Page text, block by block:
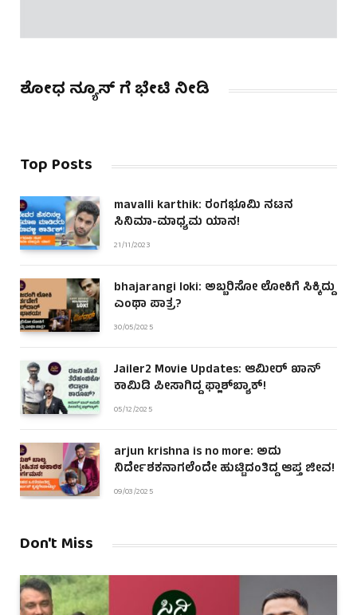
ಶೋಧ ನ್ಯೂಸ್ ಗೆ ಭೇಟಿ ನೀಡಿ
Top Posts
mavalli karthik: ರಂಗಭೂಮಿ ನಟನ
ಸಿನಿಮಾ-ಮಾಧ್ಯಮ ಯಾನ!
21/11/2023
bhajarangi loki: ಅಬ್ಬರಿಸೋ ಲೋಕಿಗೆ ಸಿಕ್ಕಿದ್ದು
ಎಂಥಾ ಪಾತ್ರ?
30/05/2025
Jailer2 Movie Updates: ಆಮೀರ್ ಖಾನ್
ಕಾಮಿಡಿ ಪೀಸಾಗಿದ್ದ ಫ್ಲಾಶ್‌ಬ್ಯಾಕ್!
05/12/2025
arjun krishna is no more: ಅದು
ನಿರ್ದೇಶಕನಾಗಲೆಂದೇ ಹುಟ್ಟಿದಂತಿದ್ದ ಆಪ್ತ ಜೀವ!
09/03/2025
Don't Miss